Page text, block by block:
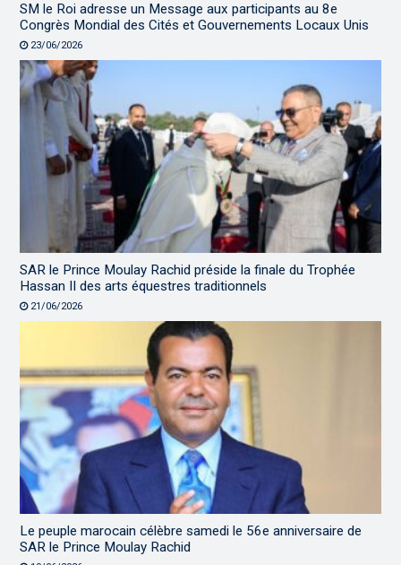
SM le Roi adresse un Message aux participants au 8e
Congrès Mondial des Cités et Gouvernements Locaux Unis
23/06/2026
SAR le Prince Moulay Rachid préside la finale du Trophée
Hassan II des arts équestres traditionnels
21/06/2026
Le peuple marocain célèbre samedi le 56e anniversaire de
SAR le Prince Moulay Rachid